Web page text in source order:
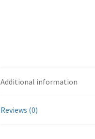
Additional information
Reviews (0)